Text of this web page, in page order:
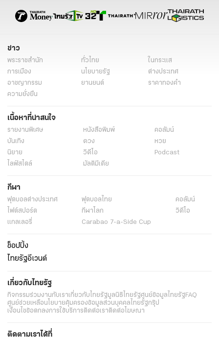
ข่าว
พระราชสำนัก ทั่วไทย
ในกระแส
การเมือง
นโยบายรัฐ
ต่างประเทศ
อาชญากรรม
ยานยนต์
ราคาทองคำ
ความยั่งยืน
เนื้อหาที่น่าสนใจ
รายงานพิเศษ หนังสือพิมพ์
คอลัมน์
บันเทิง
ดวง
หวย
นิยาย
วิดีโอ
Podcast
ไลฟ์สไตล์
มัลติมีเดีย
กีฬา
ฟุตบอลต่่างประเทศ ฟุตบอลไทย
คอลัมน์
ไฟต์สปอร์ต
กีฬาโลก
วิดีโอ
แกลเลอรี่
Carabao 7-a-Side Cup
ช็อปปิ้ง
ไทยรัฐอีเวนต์
เกี่ยวกับไทยรัฐ
กิจกรรมร่วมงานกับเราเกี่ยวกับไทยรัฐมูลนิธิไทยรัฐศูนย์ข้อมูลไทยรัฐFAQ
ศูนย์ช่วยเหลือนโยบายคุ้มครองข้อมูลส่วนบุคคลไทยรัฐกรุ๊ป
เงื่อนไขข้อตกลงการใช้บริการติดต่อเราติดต่อโฆษณา
ติดตามเราได้ที่